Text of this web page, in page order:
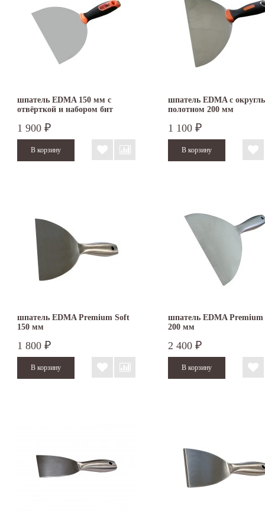
шпатель EDMA 150 мм с
отвёрткой и набором бит
1 900 ₽
шпатель EDMA с
полотном 200 мм
1 100 ₽
шпатель EDMA Premium Soft
150 мм
1 800 ₽
шпатель EDMA Premium
200 мм
2 400 ₽